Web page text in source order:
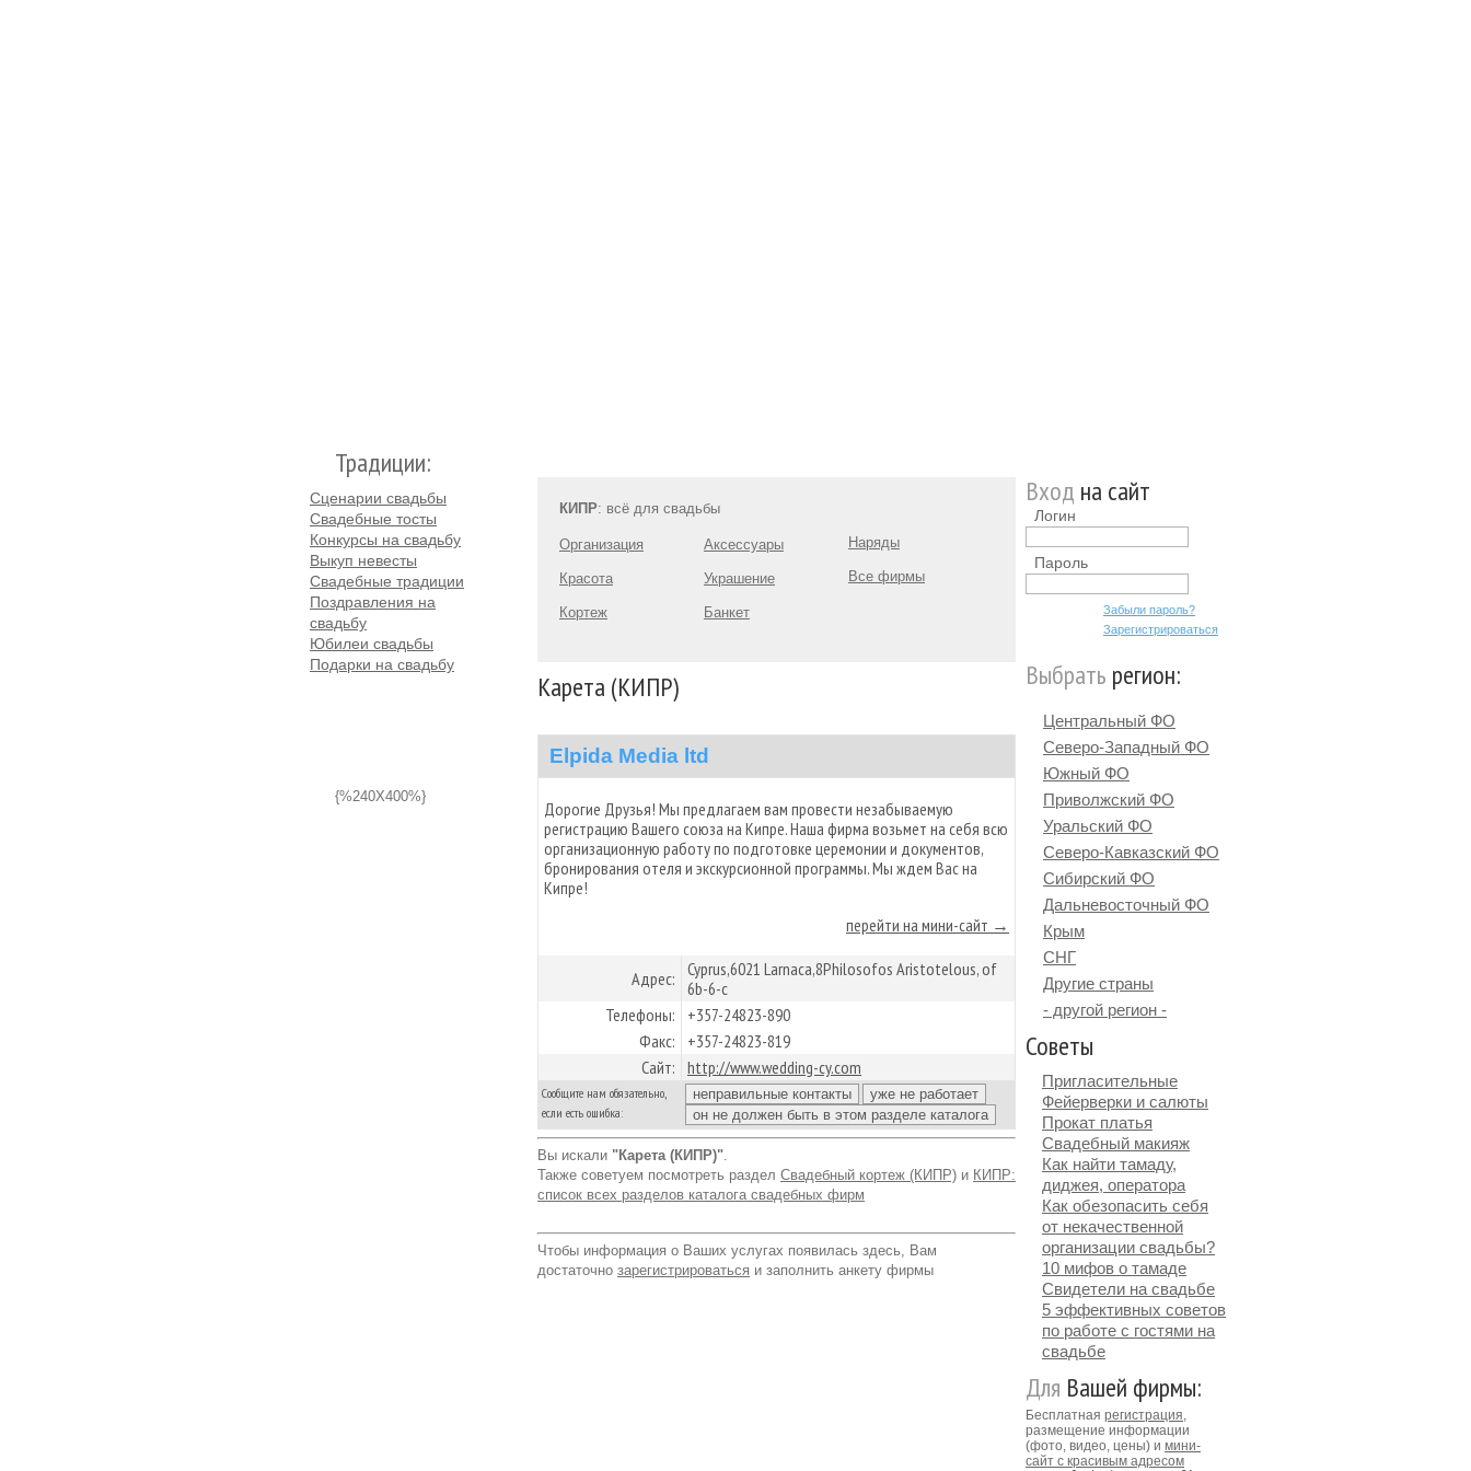
Традиции:
Сценарии свадьбы
Свадебные тосты
Конкурсы на свадьбу
Выкуп невесты
Свадебные традиции
Поздравления на
свадьбу
Юбилеи свадьбы
Подарки на свадьбу
{%240X400%}
КИПР: всё для свадьбы
Организация
Красота
Кортеж
Аксессуары
Украшение
Банкет
Наряды
Все фирмы
Карета (КИПР)
Elpida Media ltd
Дорогие Друзья! Мы предлагаем вам провести незабываемую
регистрацию Вашего союза на Кипре. Наша фирма возьмет на себя всю
организационную работу по подготовке церемонии и документов,
бронирования отеля и экскурсионной программы. Мы ждем Вас на
Кипре!
перейти на мини-сайт →
Адрес: Cyprus,6021 Larnaca,8Philosofos Aristotelous, of
6b-6-c
Телефоны:
+357-24823-890
Факс:
+357-24823-819
Сайт: http://www.wedding-cy.com
Сообщите нам обязательно,
если есть ошибка:
Вы искали "Карета (КИПР)".
Также советуем посмотреть раздел Свадебный кортеж (КИПР) и КИПР:
список всех разделов каталога свадебных фирм
Чтобы информация о Ваших услугах появилась здесь, Вам
достаточно зарегистрироваться и заполнить анкету фирмы
Вход на сайт
Логин
Пароль
Забыли пароль?
Зарегистрироваться
Выбрать регион:
Центральный ФО
Северо-Западный ФО
Южный ФО
Приволжский ФО
Уральский ФО
Северо-Кавказский ФО
Сибирский ФО
Дальневосточный ФО
Крым
СНГ
Другие страны
- другой регион -
Советы
Пригласительные
Фейерверки и салюты
Прокат платья
Свадебный макияж
Как найти тамаду,
диджея, оператора
Как обезопасить себя
от некачественной
организации свадьбы?
10 мифов о тамаде
Свидетели на свадьбе
5 эффективных советов
по работе с гостями на
свадьбе
Для Вашей фирмы:
Бесплатная регистрация,
размещение информации
(фото, видео, цены) и мини-
сайт с красивым адресом